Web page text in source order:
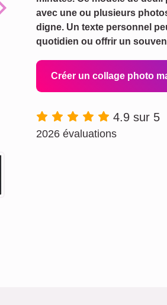
Next
avec une ou plusieurs
digne. Un texte personnel
quotidien ou offrir un
Créer un collage photo
4.9 sur 5
2026 évaluations